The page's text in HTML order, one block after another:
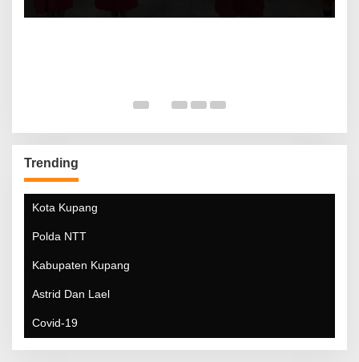
Trending
Kota Kupang
Polda NTT
Kabupaten Kupang
Astrid Dan Lael
Covid-19